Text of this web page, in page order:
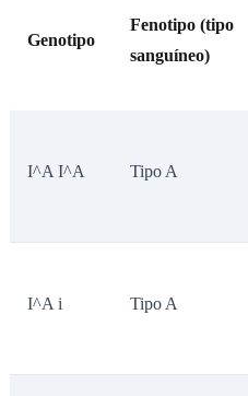
Genotipo
Fenotipo (tipo
sanguíneo)
I^A I^A Tipo A
I^A i Tipo A